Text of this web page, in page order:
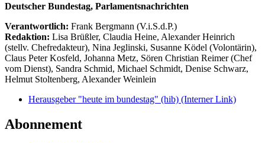
Deutscher Bundestag, Parlamentsnachrichten
Verantwortlich: Frank Bergmann (V.i.S.d.P.)
Redaktion: Lisa Brüßler, Claudia Heine, Alexander Heinrich
(stellv. Chefredakteur), Nina Jeglinski, Susanne Ködel (Volontärin),
Claus Peter Kosfeld, Johanna Metz, Sören Christian Reimer (Chef
vom Dienst), Sandra Schmid, Michael Schmidt, Denise Schwarz,
Helmut Stoltenberg, Alexander Weinlein
Herausgeber "heute im bundestag" (hib) (Interner Link)
Abonnement